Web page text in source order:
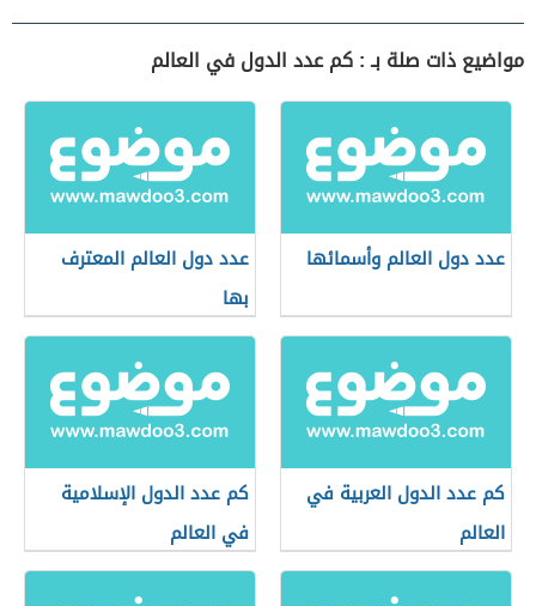
مواضيع ذات صلة بـ : كم عدد الدول في العالم
عدد دول العالم وأسمائها
عدد دول العالم المعترف
بها
كم عدد الدول العربية في
العالم
كم عدد الدول الإسلامية
في العالم